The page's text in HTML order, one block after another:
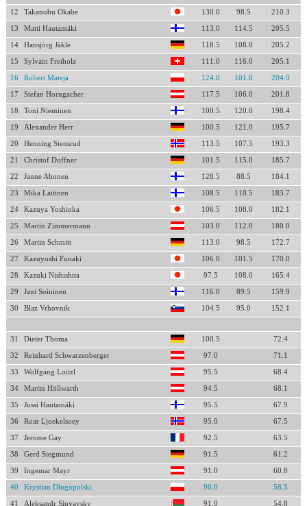
12 Takanobu Okabe 130.0 98.5 210.3
13 Matti Hautamäki 113.0 114.5 205.5
14 Hansjörg Jäkle 118.5 108.0 205.2
15 Sylvain Freiholz 111.0 116.0 205.1
16 Robert Mateja 124.0 101.0 204.0
17 Stefan Horngacher 117.5 106.0 201.8
18 Toni Nieminen 100.5 120.0 198.4
19 Alexander Herr 100.5 121.0 195.7
20 Henning Stensrud 113.5 107.5 193.3
21 Christof Duffner 101.5 115.0 185.7
22 Janne Ahonen 128.5 88.5 184.1
23 Mika Laitinen 108.5 110.5 183.7
24 Kazuya Yoshioka 106.5 108.0 182.1
25 Martin Zimmermann 103.0 112.0 180.0
26 Martin Schmitt 113.0 98.5 172.7
27 Kazuyoshi Funaki 106.0 101.5 170.0
28 Kazuki Nishishita 97.5 108.0 165.4
29 Jani Soininen 116.0 89.5 159.9
30 Blaz Vrhovnik 104.5 95.0 152.1
31 Dieter Thoma 100.5 72.4
32 Reinhard Schwarzenberger 97.0 71.1
33 Wolfgang Loitzl 95.5 68.4
34 Martin Höllwarth 94.5 68.1
35 Jussi Hautamäki 95.5 67.9
36 Roar Ljoekelsoey 95.0 67.5
37 Jerome Gay 92.5 63.5
38 Gerd Siegmund 91.5 61.2
39 Ingemar Mayr 91.0 60.8
40 Krystian Długopolski 90.0 58.5
41 Aleksandr Sinyavsky 91.0 54.8